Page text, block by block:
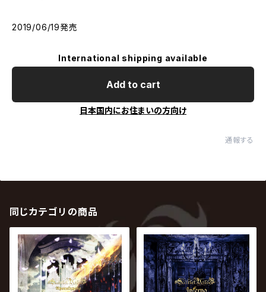
2019/06/19発売
International shipping available
Add to cart
日本国内にお住まいの方向け
通報する
同じカテゴリの商品